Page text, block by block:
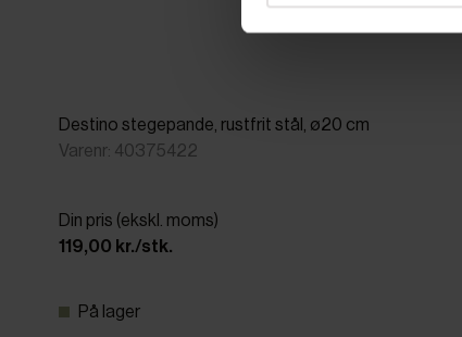
Destino stegepande, rustfrit stål, ø20 cm
Varenr: 40375422
Din pris (ekskl. moms)
119,00 kr./stk.
På lager